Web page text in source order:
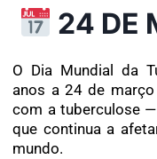
24 DE
O Dia Mundial da
anos a 24 de
com a tuberculose
que continua a
mundo.